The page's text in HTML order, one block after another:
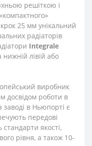
решіткою і
25 мм унікальний
радіаторів
Integrale
лівій або
виробник
досвідом роботи в
в Ньюпорті є
передові
якості,
рівня, а також 10-